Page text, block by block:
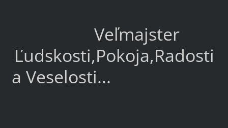
Veľmajster
Ľudskosti,Pokoja,Radosti
a Veselosti...